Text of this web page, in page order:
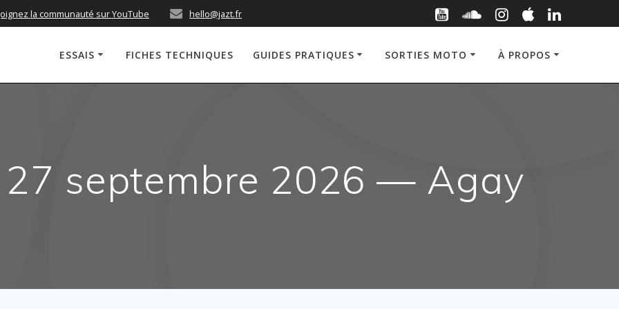
la communauté sur YouTube hello@jazt.fr
ESSAIS FICHES TECHNIQUES GUIDES PRATIQUES SORTIES MOTO À PROPOS
27 septembre 2026 — Agay